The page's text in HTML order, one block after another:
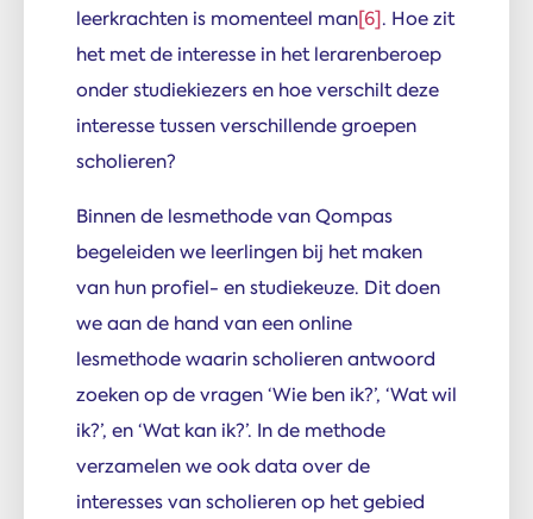
leerkrachten is momenteel man[6]. Hoe zit
het met de interesse in het lerarenberoep
onder studiekiezers en hoe verschilt deze
interesse tussen verschillende groepen
scholieren?
Binnen de lesmethode van Qompas
begeleiden we leerlingen bij het maken
van hun profiel- en studiekeuze. Dit doen
we aan de hand van een online
lesmethode waarin scholieren antwoord
zoeken op de vragen ‘Wie ben ik?’, ‘Wat wil
ik?’, en ‘Wat kan ik?’. In de methode
verzamelen we ook data over de
interesses van scholieren op het gebied